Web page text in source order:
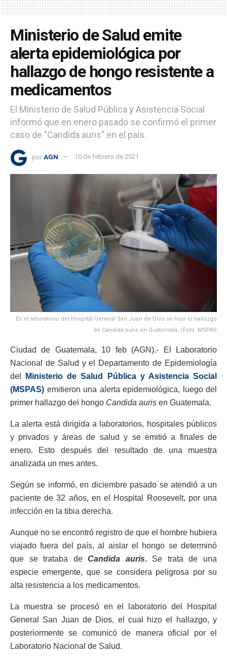
Ministerio de Salud emite
alerta epidemiológica por
hallazgo de hongo resistente a
medicamentos
El Ministerio de Salud Pública y Asistencia Social
informó que en enero pasado se confirmó el primer
caso de "Candida auris" en el país.
por AGN 10 de febrero de 2021
En el laboratorio del Hospital General San Juan de Dios se hizo el hallazgo
de Candida auris en Guatemala. /Foto: MSPAS
Ciudad de Guatemala, 10 feb (AGN).- El Laboratorio
Nacional de Salud y el Departamento de Epidemiología
del
Ministerio de Salud Pública y Asistencia Social
(MSPAS) emitieron una alerta epidemiológica, luego del
primer hallazgo del hongo Candida auris en Guatemala.
La alerta está dirigida a laboratorios, hospitales públicos
y privados y áreas de salud y se emitió a finales de
enero. Esto después del resultado de una muestra
analizada un mes antes.
Según se informó, en diciembre pasado se atendió a un
paciente de 32 años, en el Hospital Roosevelt, por una
infección en la tibia derecha.
Aunque no se encontró registro de que el hombre hubiera
viajado fuera del país, al aislar el hongo se determinó
que se trataba deCandida auris.Se trata de una
especie emergente, que se considera peligrosa por su
alta resistencia a los medicamentos.
La muestra se procesó en el laboratorio del Hospital
General San Juan de Dios, el cual hizo el hallazgo, y
posteriormente se comunicó de manera oficial por el
Laboratorio Nacional de Salud.